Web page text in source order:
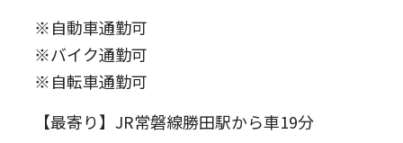
※自動車通勤可
※バイク通勤可
※自転車通勤可
【最寄り】JR常磐線勝田駅から車19分